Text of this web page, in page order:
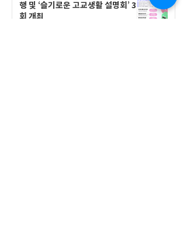
행 및 ‘슬기로운 고교생활 설명회’ 3
회 개최